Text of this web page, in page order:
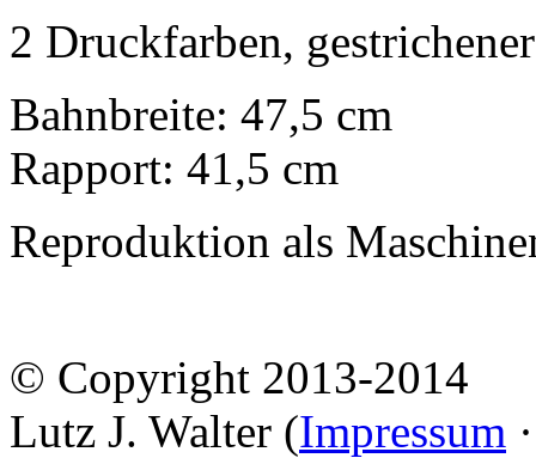
2 Druckfarben,
Bahnbreite: 47,5 cm
Rapport: 41,5 cm
Reproduktion als
© Copyright 2013-2014
Lutz J. Walter (Impressum